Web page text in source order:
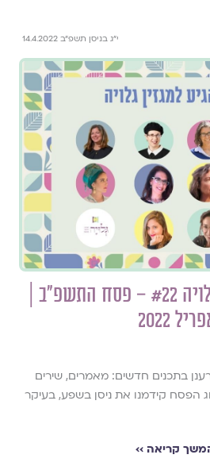
י״ג בניסן תשפ״ב 14.4.2022
מה חדש במגזין גלויה #22 – פסח התשפ״ב |
2022
בתכנים חדשים: מאמרים, שירים
הפסח קידמנו את ניסן בשפע, בעיקר
קריאה ››